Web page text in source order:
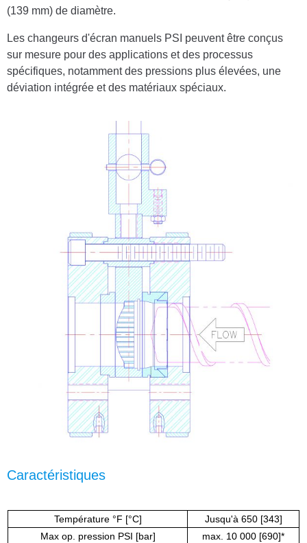
(139 mm) de diamètre.
Les changeurs d'écran manuels PSI peuvent être conçus
sur mesure pour des applications et des processus
spécifiques, notamment des pressions plus élevées, une
déviation intégrée et des matériaux spéciaux.
Caractéristiques
Température °F [°C]
Jusqu'à 650 [343]
Max op. pression PSI [bar]
max. 10 000 [690]*